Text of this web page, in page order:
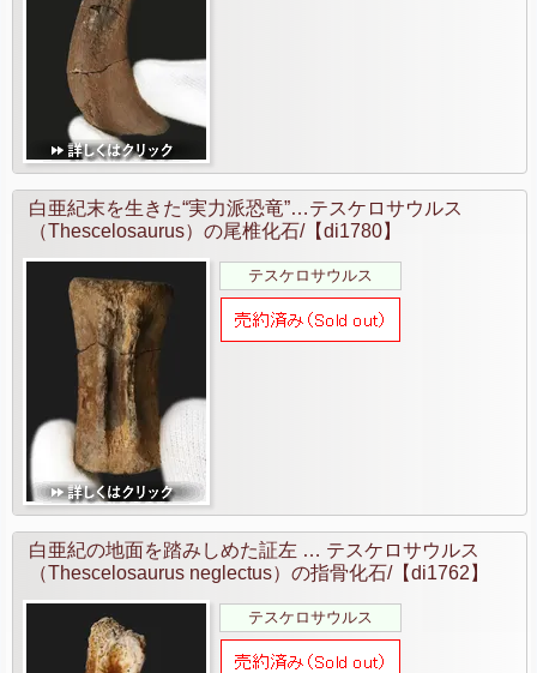
白亜紀末を生きた“実力派恐竜”…テスケロサウルス
（Thescelosaurus）の尾椎化石/【di1780】
テスケロサウルス
白亜紀の地面を踏みしめた証左 … テスケロサウルス
（Thescelosaurus neglectus）の指骨化石/【di1762】
テスケロサウルス